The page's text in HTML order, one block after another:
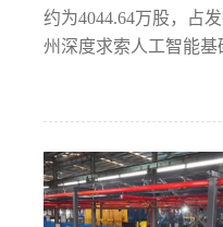
约为4044.64万股，占
州深度求索人工智能